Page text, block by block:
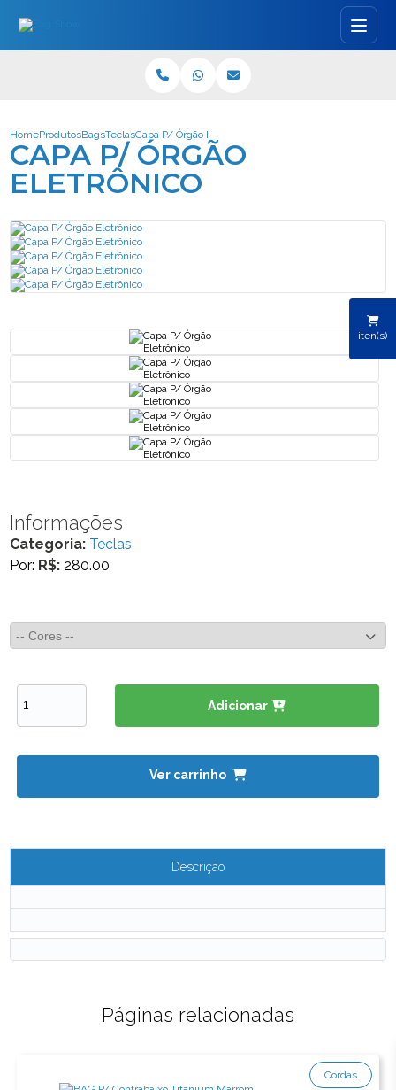
iten(s)
HomeProdutosBagsTeclasCapa P/ Órgão Eletrônico
CAPA P/ ÓRGÃO
ELETRÔNICO
Informações
Categoria: Teclas
Por: R$: 280.00
Adicionar
Ver carrinho
Descrição
Páginas relacionadas
Cordas